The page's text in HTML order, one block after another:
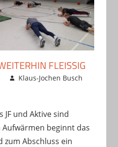
FLEISSIG
Klaus-Jochen Busch
JF und Aktive sind
beginnt das
Abschluss ein